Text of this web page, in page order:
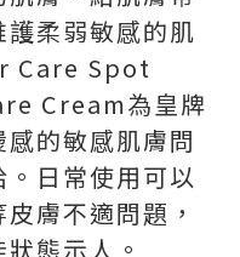
柔弱敏感的肌
Care Spot
Cream為皇牌
的敏感肌膚問
日常使用可以
膚不適問題，
態示人。